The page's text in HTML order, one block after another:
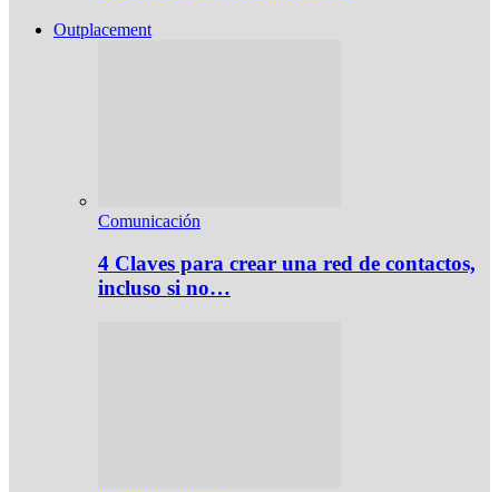
Outplacement
Comunicación
4 Claves para crear una red de contactos,
incluso si no…